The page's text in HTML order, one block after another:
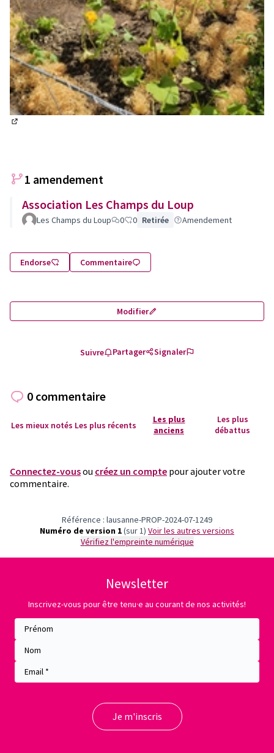
1 amendement
Association Les Champs du Loup
Les Champs du Loup 0 0 Retirée Amendement
Endorse Commentaire
Modifier
Suivre Partager Signaler
0 commentaire
Les mieux notés Les plus récents
Les plus
anciens
Les plus
débattus
Connectez-vousou créez un compte pour ajouter votre
commentaire.
Référence : lausanne-PROP-2024-07-1249
Numéro de version 1(sur 1)
voir les autres versions
Vérifiez l'empreinte numérique
Newsletter
Inscrivez-vous pour être tenu·e au courant de nos activités!